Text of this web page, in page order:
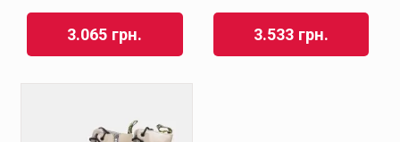
3.065 грн. 3.533 грн.